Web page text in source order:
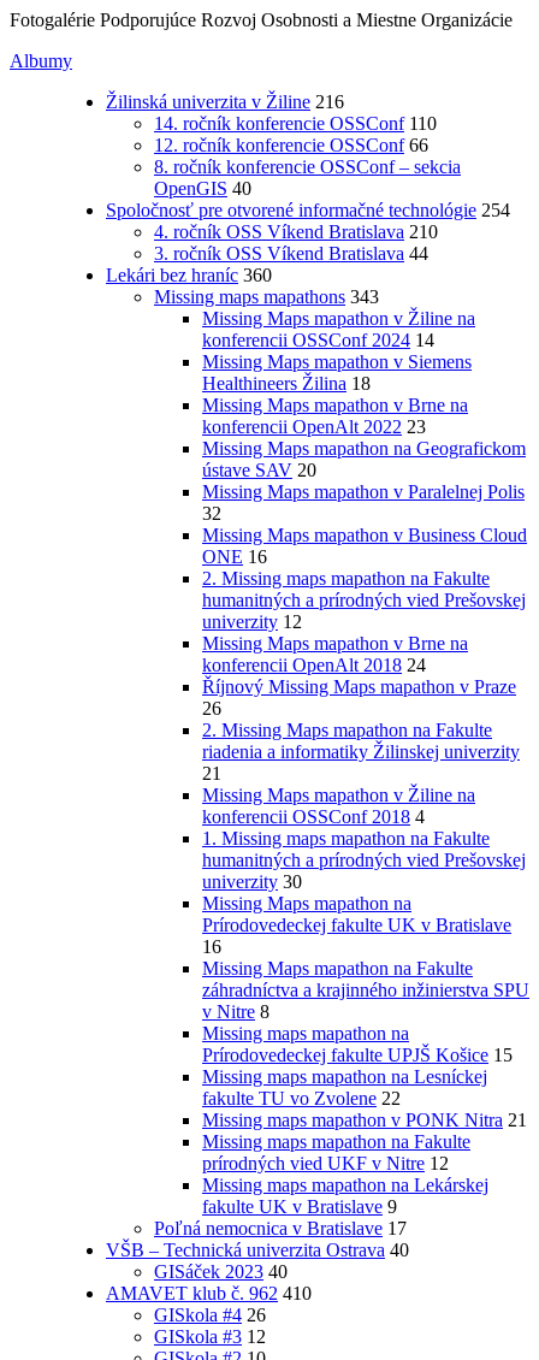
Fotogalérie Podporujúce Rozvoj Osobnosti a Miestne Organizácie
Albumy
Žilinská univerzita v Žiline 216
14. ročník konferencie OSSConf 110
12. ročník konferencie OSSConf 66
8. ročník konferencie OSSConf – sekcia
OpenGIS 40
Spoločnosť pre otvorené informačné technológie 254
4. ročník OSS Víkend Bratislava 210
3. ročník OSS Víkend Bratislava 44
Lekári bez hraníc 360
Missing maps mapathons 343
Missing Maps mapathon v Žiline na
konferencii OSSConf 2024 14
Missing Maps mapathon v Siemens
Healthineers Žilina 18
Missing Maps mapathon v Brne na
konferencii OpenAlt 2022 23
Missing Maps mapathon na Geografickom
ústave SAV 20
Missing Maps mapathon v Paralelnej Polis
32
Missing Maps mapathon v Business Cloud
ONE 16
2. Missing maps mapathon na Fakulte
humanitných a prírodných vied Prešovskej
univerzity 12
Missing Maps mapathon v Brne na
konferencii OpenAlt 2018 24
Říjnový Missing Maps mapathon v Praze
26
2. Missing Maps mapathon na Fakulte
riadenia a informatiky Žilinskej univerzity
21
Missing Maps mapathon v Žiline na
konferencii OSSConf 2018 4
1. Missing maps mapathon na Fakulte
humanitných a prírodných vied Prešovskej
univerzity 30
Missing Maps mapathon na
Prírodovedeckej fakulte UK v Bratislave
16
Missing Maps mapathon na Fakulte
záhradníctva a krajinného inžinierstva SPU
v Nitre 8
Missing maps mapathon na
Prírodovedeckej fakulte UPJŠ Košice 15
Missing maps mapathon na Lesníckej
fakulte TU vo Zvolene 22
Missing maps mapathon v PONK Nitra 21
Missing maps mapathon na Fakulte
prírodných vied UKF v Nitre 12
Missing maps mapathon na Lekárskej
fakulte UK v Bratislave 9
Poľná nemocnica v Bratislave 17
VŠB – Technická univerzita Ostrava 40
GISáček 2023 40
AMAVET klub č. 962 410
GISkola #4 26
GISkola #3 12